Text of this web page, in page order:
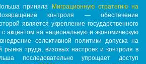
приняла
Миграционную стратегию на
контроля — обеспечение
является укрепление государственного
акцентом на национальную и экономическую
селективной политики допуска на
рынка труда, визовых настроек и контроля в
последовательно упрощает доступ